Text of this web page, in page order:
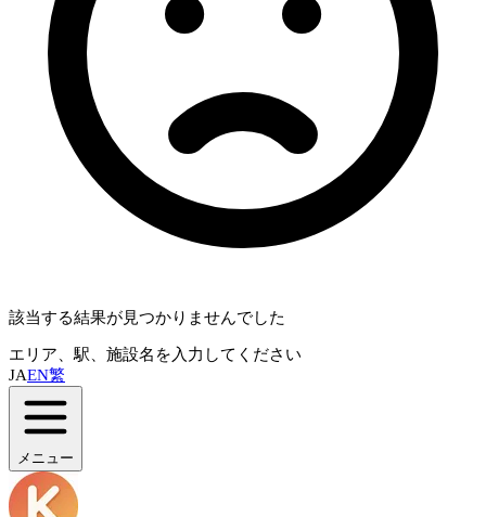
該当する結果が見つかりませんでした
エリア、駅、施設名を入力してください
JAEN繁
メニュー